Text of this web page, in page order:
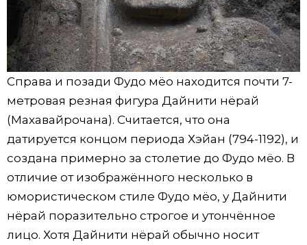
Справа и позади Фудо мёо находится почти 7-
метровая резная фигура Дайнити нёрай
(Махавайрочана). Считается, что она
датируется концом периода Хэйан (794-1192), и
создана примерно за столетие до Фудо мёо. В
отличие от изображённого несколько в
юмористическом стиле Фудо мёо, у Дайнити
нёрай поразительно строгое и утончённое
лицо. Хотя Дайнити нёрай обычно носит